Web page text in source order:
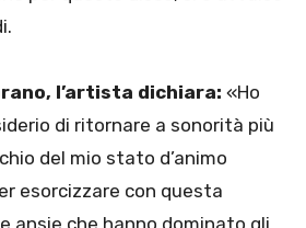
l’artista dichiara: «Ho
di ritornare a sonorità più
del mio stato d’animo
esorcizzare con questa
ansie che hanno dominato gli